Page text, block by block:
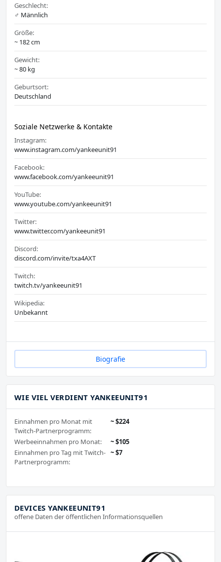
Geschlecht:
♂️ Männlich
Größe:
~ 182 cm
Gewicht:
~ 80 kg
Geburtsort:
Deutschland
Soziale Netzwerke & Kontakte
Instagram:
www.instagram.com/yankeeunit91
Facebook:
www.facebook.com/yankeeunit91
YouTube:
www.youtube.com/yankeeunit91
Twitter:
www.twitter.com/yankeeunit91
Discord:
discord.com/invite/txa4AXT
Twitch:
twitch.tv/yankeeunit91
Wikipedia:
Unbekannt
Biografie
WIE VIEL VERDIENT YANKEEUNIT91
Einnahmen pro Monat mit
Twitch-Partnerprogramm:
~ $224
Werbeeinnahmen pro Monat:
~ $105
Einnahmen pro Tag mit Twitch-
Partnerprogramm:
~ $7
DEVICES YANKEEUNIT91
offene Daten der öffentlichen Informationsquellen